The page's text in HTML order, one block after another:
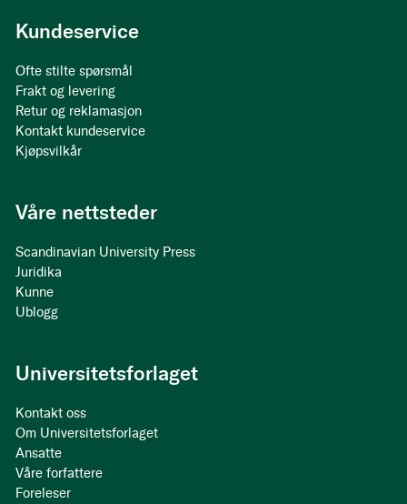
Kundeservice
Ofte stilte spørsmål
Frakt og levering
Retur og reklamasjon
Kontakt kundeservice
Kjøpsvilkår
Våre nettsteder
Scandinavian University Press
Juridika
Kunne
Ublogg
Universitetsforlaget
Kontakt oss
Om Universitetsforlaget
Ansatte
Våre forfattere
Foreleser